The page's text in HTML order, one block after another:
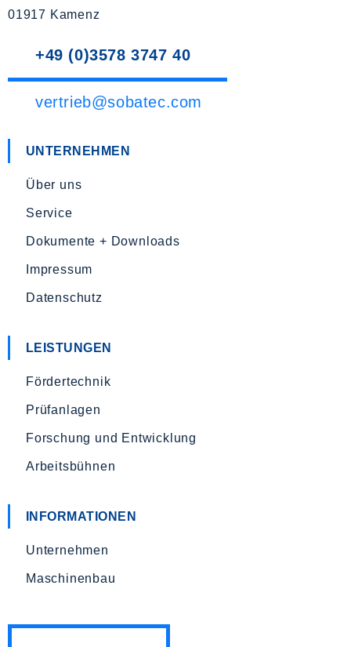
01917 Kamenz
+49 (0)3578 3747 40
vertrieb@sobatec.com
UNTERNEHMEN
Über uns
Service
Dokumente + Downloads
Impressum
Datenschutz
LEISTUNGEN
Fördertechnik
Prüfanlagen
Forschung und Entwicklung
Arbeitsbühnen
INFORMATIONEN
Unternehmen
Maschinenbau